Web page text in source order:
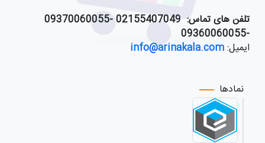
تلفن های تماس:
021
55407049 -09370060055
-09360060055
ایمیل:info@arinakala.com
نمادها